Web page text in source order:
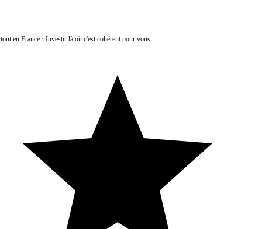
en France·Investir là où c'est cohérent pour vous